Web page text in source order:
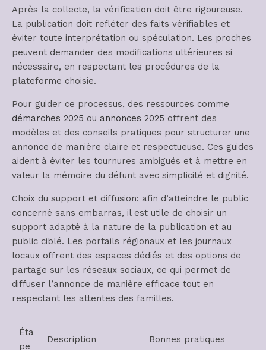
Après la collecte, la vérification doit être rigoureuse.
La publication doit refléter des faits vérifiables et
éviter toute interprétation ou spéculation. Les proches
peuvent demander des modifications ultérieures si
nécessaire, en respectant les procédures de la
plateforme choisie.
Pour guider ce processus, des ressources comme
démarches 2025 ou annonces 2025 offrent des
modèles et des conseils pratiques pour structurer une
annonce de manière claire et respectueuse. Ces guides
aident à éviter les tournures ambiguës et à mettre en
valeur la mémoire du défunt avec simplicité et dignité.
Choix du support et diffusion: afin d’atteindre le public
concerné sans embarras, il est utile de choisir un
support adapté à la nature de la publication et au
public ciblé. Les portails régionaux et les journaux
locaux offrent des espaces dédiés et des options de
partage sur les réseaux sociaux, ce qui permet de
diffuser l’annonce de manière efficace tout en
respectant les attentes des familles.
Éta
pe
Description Bonnes pratiques